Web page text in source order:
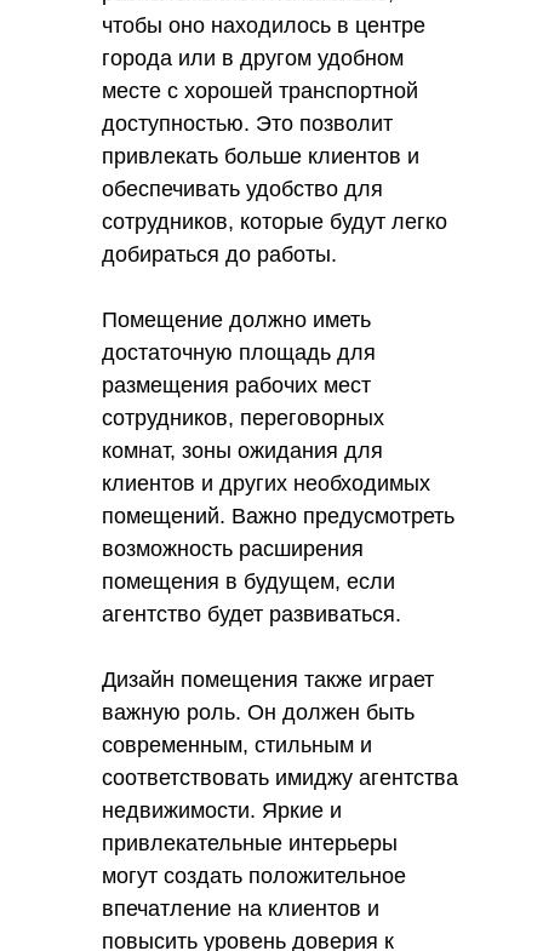
документы, такие как договор
аренды офисного помещения,
копии паспортов сотрудников и
т.д.
чтобы оно находилось в центре
города или в другом удобном
месте с хорошей транспортной
доступностью. Это позволит
привлекать больше клиентов и
обеспечивать удобство для
сотрудников, которые будут легко
добираться до работы.
Помещение должно иметь
достаточную площадь для
размещения рабочих мест
сотрудников, переговорных
комнат, зоны ожидания для
клиентов и других необходимых
помещений. Важно предусмотреть
возможность расширения
помещения в будущем, если
агентство будет развиваться.
Дизайн помещения также играет
важную роль. Он должен быть
современным, стильным и
соответствовать имиджу агентства
недвижимости. Яркие и
привлекательные интерьеры
могут создать положительное
впечатление на клиентов и
повысить уровень доверия к